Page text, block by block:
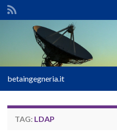
Search for:
betaingegneria.it
TAG: LDAP